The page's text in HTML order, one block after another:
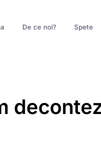
De ce noi? Spete